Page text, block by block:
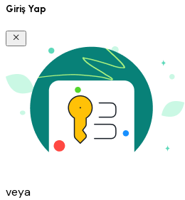
Giriş Yap
veya